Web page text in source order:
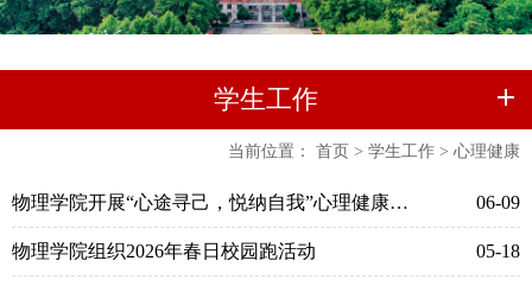
学生工作
当前位置： 首页 > 学生工作 > 心理健康
物理学院开展“心途寻己，悦纳自我”心理健康主题活动 06-09
物理学院组织2026年春日校园跑活动 05-18